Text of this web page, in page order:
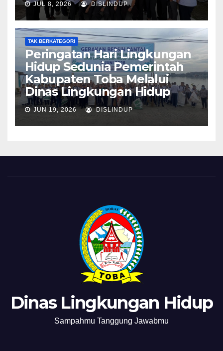
JUL 8, 2026 DISLINDUP
TAK BERKATEGORI
Peringatan Hari Lingkungan
Hidup Sedunia Pemerintah
Kabupaten Toba Melalui
Dinas Lingkungan Hidup
JUN 19, 2026 DISLINDUP
Dinas Lingkungan Hidup
Sampahmu Tanggung Jawabmu